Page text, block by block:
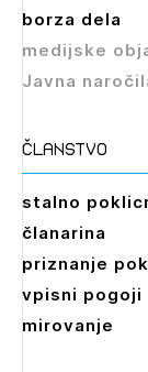
borza dela
medijske
Javna
članstvo
stalno
članarina
priznanje
vpisni pogoji
mirovanje